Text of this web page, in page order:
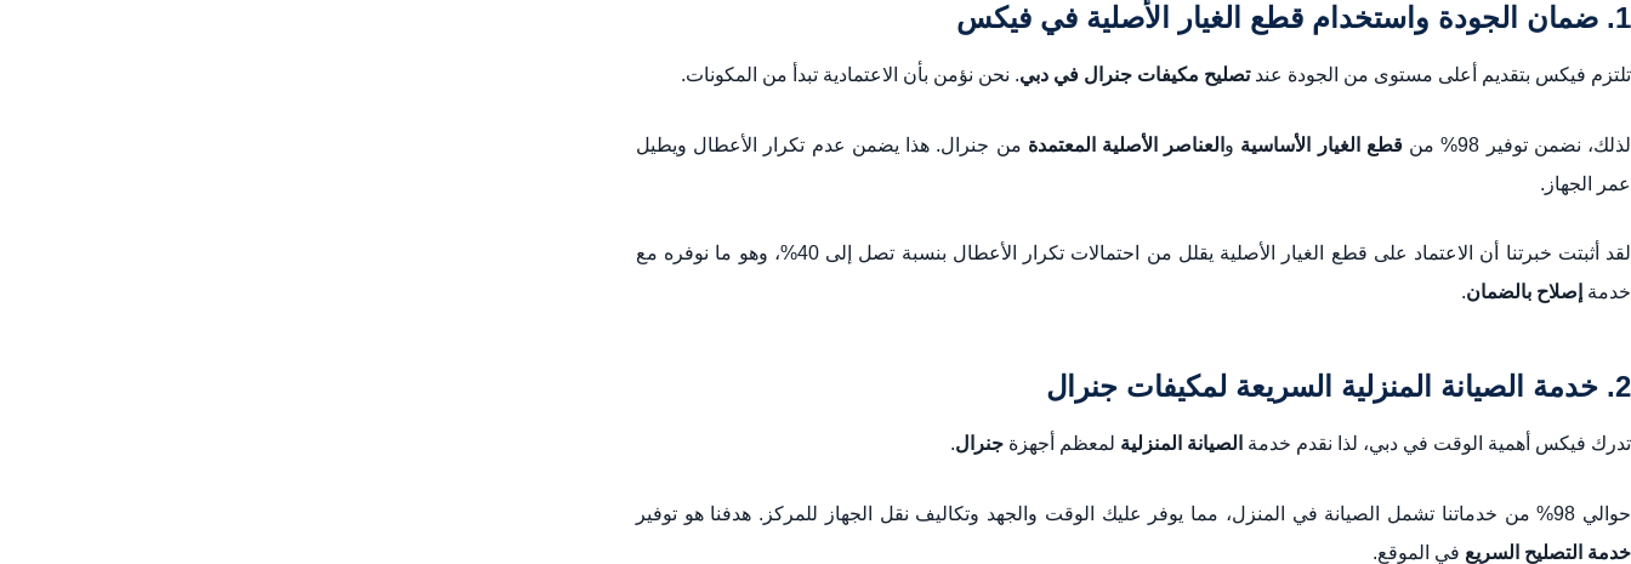
1. ضمان الجودة واستخدام قطع الغيار الأصلية في فيكس
تلتزم فيكس بتقديم أعلى مستوى من الجودة عندتصليح مكيفات جنرال في دبي. نحن نؤمن بأن الاعتمادية تبدأ من المكونات.
لذلك، نضمن توفير 98% من قطع الغيار الأساسية و العناصر الأصلية المعتمدة من جنرال. هذا يضمن عدم تكرار الأعطال ويطيل
عمر الجهاز.
لقد أثبتت خبرتنا أن الاعتماد على قطع الغيار الأصلية يقلل من احتمالات تكرار الأعطال بنسبة تصل إلى 40%، وهو ما نوفره مع
خدمة إصلاح بالضمان.
2. خدمة الصيانة المنزلية السريعة لمكيفات جنرال
تدرك فيكس أهمية الوقت في دبي، لذا نقدم خدمة الصيانة المنزلية لمعظم أجهزة جنرال.
حوالي 98% من خدماتنا تشمل الصيانة في المنزل، مما يوفر عليك الوقت والجهد وتكاليف نقل الجهاز للمركز. هدفنا هو توفير
خدمة التصليح السريع في الموقع.